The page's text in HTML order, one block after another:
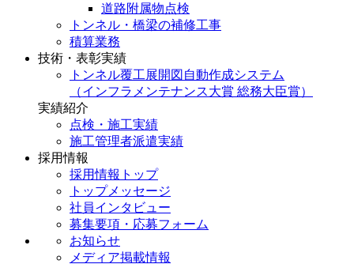
道路附属物点検
トンネル・橋梁の補修工事
積算業務
技術・表彰実績
トンネル覆工展開図自動作成システム
（インフラメンテナンス大賞 総務大臣賞）
実績紹介
点検・施工実績
施工管理者派遣実績
採用情報
採用情報トップ
トップメッセージ
社員インタビュー
募集要項・応募フォーム
お知らせ
メディア掲載情報